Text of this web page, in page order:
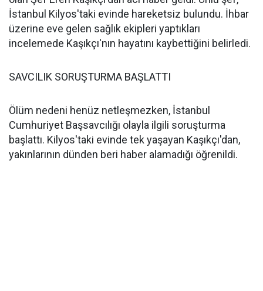
İstanbul Kilyos'taki evinde hareketsiz bulundu. İhbar
üzerine eve gelen sağlık ekipleri yaptıkları
incelemede Kaşıkçı'nın hayatını kaybettiğini belirledi.
SAVCILIK SORUŞTURMA BAŞLATTI
Ölüm nedeni henüz netleşmezken, İstanbul
Cumhuriyet Başsavcılığı olayla ilgili soruşturma
başlattı. Kilyos'taki evinde tek yaşayan Kaşıkçı'dan,
yakınlarının dünden beri haber alamadığı öğrenildi.